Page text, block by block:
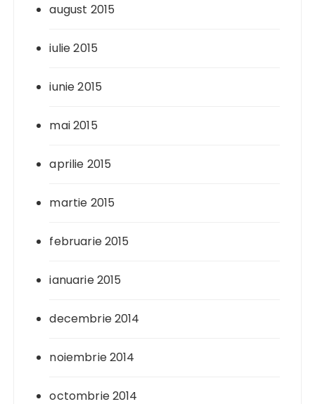
august 2015
iulie 2015
iunie 2015
mai 2015
aprilie 2015
martie 2015
februarie 2015
ianuarie 2015
decembrie 2014
noiembrie 2014
octombrie 2014